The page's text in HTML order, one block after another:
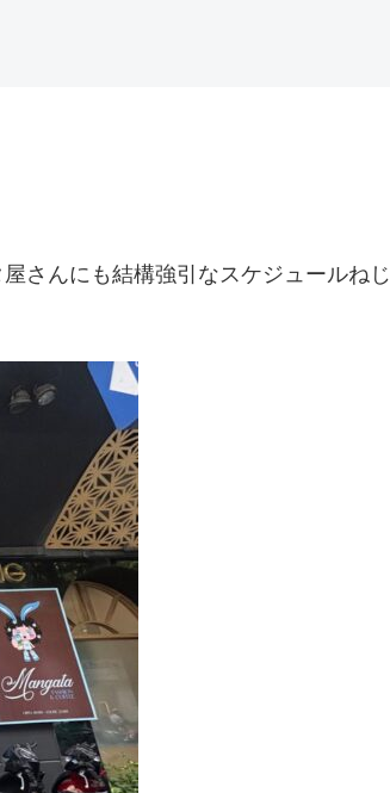
さんにも結構強引なスケジュールねじ